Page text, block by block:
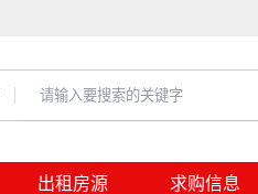
出租房源 求购信息